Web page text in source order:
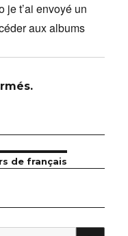
je t’ai envoyé un
aux albums
de français